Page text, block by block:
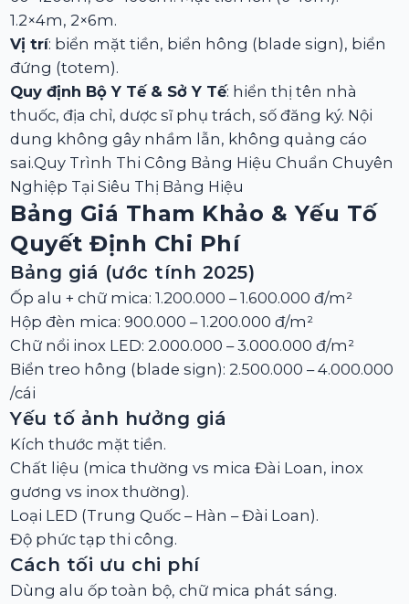
1.2×4m, 2×6m.
Vị trí: biển mặt tiền, biển hông (blade sign), biển
đứng (totem).
Quy định Bộ Y Tế & Sở Y Tế: hiển thị tên nhà
thuốc, địa chỉ, dược sĩ phụ trách, số đăng ký. Nội
dung không gây nhầm lẫn, không quảng cáo
sai.Quy Trình Thi Công Bảng Hiệu Chuẩn Chuyên
Nghiệp Tại Siêu Thị Bảng Hiệu
Bảng Giá Tham Khảo & Yếu Tố
Quyết Định Chi Phí
Bảng giá (ước tính 2025)
Ốp alu + chữ mica: 1.200.000 – 1.600.000 đ/m²
Hộp đèn mica: 900.000 – 1.200.000 đ/m²
Chữ nổi inox LED: 2.000.000 – 3.000.000 đ/m²
Biển treo hông (blade sign): 2.500.000 – 4.000.000
/cái
Yếu tố ảnh hưởng giá
Kích thước mặt tiền.
Chất liệu (mica thường vs mica Đài Loan, inox
gương vs inox thường).
Loại LED (Trung Quốc – Hàn – Đài Loan).
Độ phức tạp thi công.
Cách tối ưu chi phí
Dùng alu ốp toàn bộ, chữ mica phát sáng.